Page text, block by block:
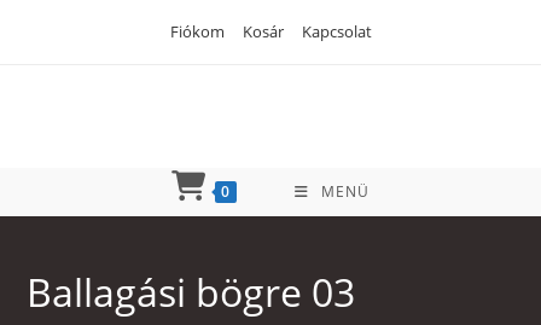
Fiókom Kosár Kapcsolat
0 MENÜ
Ballagási bögre 03